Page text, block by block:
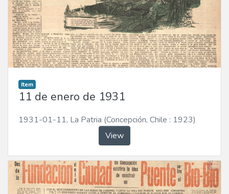
Item
11 de enero de 1931
1931-01-11, La Patria (Concepción, Chile : 1923)
View